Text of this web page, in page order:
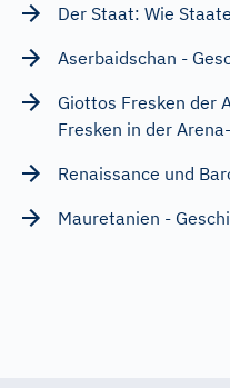
Der Staat: Wie
Aserbaidschan -
Giottos Fresken der
Fresken in der
Renaissance und
Mauretanien -